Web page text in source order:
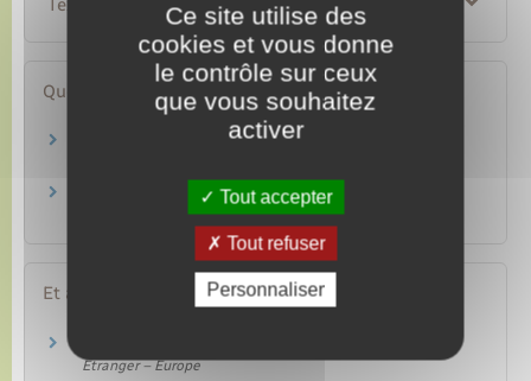
Questions ? Réponses !
Comment trouver son décret de naturalisation
Peut-on avoir plusieurs nationalités en
Et aussi
Étranger – Europe
Ce site utilise des
cookies et vous donne
le contrôle sur ceux
que vous souhaitez
activer
Tout accepter
Tout refuser
Personnaliser